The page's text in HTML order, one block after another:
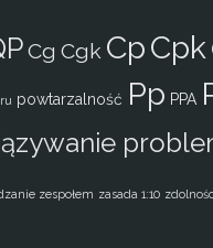
Cg Cgk CpCpk
powtarzalność Pp PPA
zespołem zasada 1:10